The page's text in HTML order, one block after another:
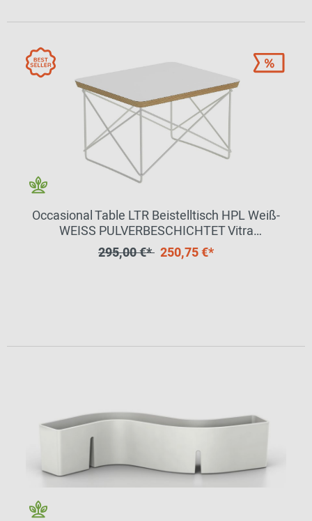
Occasional Table LTR Beistelltisch HPL Weiß-
WEISS PULVERBESCHICHTET Vitra
EINZELSTÜCK
295,00 €* 250,75 €*